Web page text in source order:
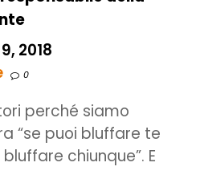
2018
0
perché siamo
“se puoi bluffare te
chiunque”. E